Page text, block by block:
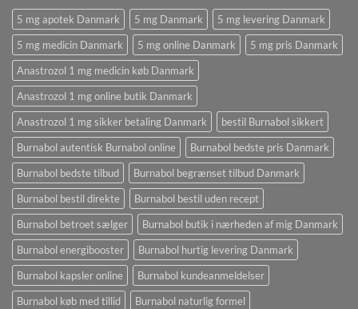
5 mg apotek Danmark 5 mg Danmark
5 mg levering Danmark
5 mg medicin Danmark
5 mg online Danmark
5 mg pris Danmark
Anastrozol 1 mg medicin køb Danmark
Anastrozol 1 mg online butik Danmark
Anastrozol 1 mg sikker betaling Danmark
bestil Burnabol sikkert
Burnabol autentisk Burnabol online
Burnabol bedste pris Danmark
Burnabol bedste tilbud
Burnabol begrænset tilbud Danmark
Burnabol bestil direkte
Burnabol bestil uden recept
Burnabol betroet sælger
Burnabol butik i nærheden af ​​mig Danmark
Burnabol energibooster
Burnabol hurtig levering Danmark
Burnabol kapsler online
Burnabol kundeanmeldelser
Burnabol køb med tillid
Burnabol naturlig formel